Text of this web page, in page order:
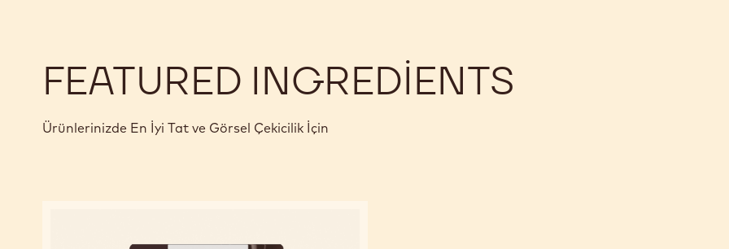
FEATURED INGREDIENTS
Ürünlerinizde En İyi Tat ve Görsel Çekicilik İçin